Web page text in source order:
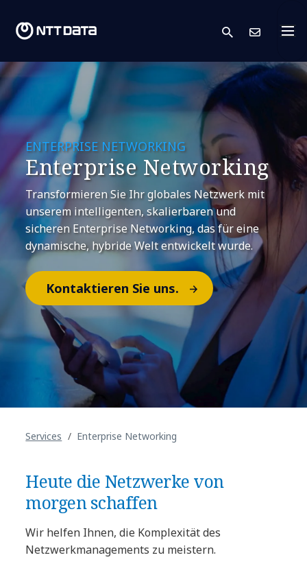
search
ENTERPRISE NETWORKING
Enterprise Networking
Transformieren Sie Ihr globales Netzwerk mit
unserem intelligenten, skalierbaren und
sicheren Enterprise Networking, das für eine
dynamische, hybride Welt entwickelt wurde.
Kontaktieren Sie uns.
Services Enterprise Networking
Heute die Netzwerke von
morgen schaffen
Wir helfen Ihnen, die Komplexität des
Netzwerkmanagements zu meistern.